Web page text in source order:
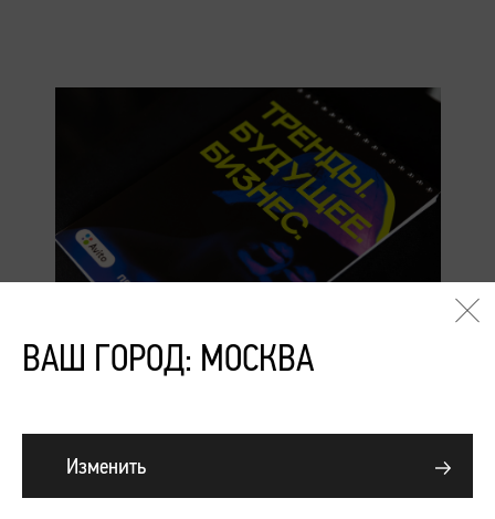
Подробнее
Будущее. Бизнес. Сезоны
2053»
ВАШ ГОРОД: МОСКВА
Изменить